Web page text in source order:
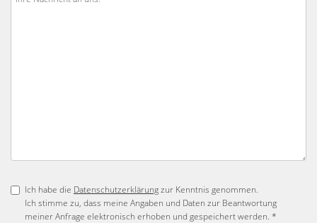
Ich habe die Datenschutzerklärungzur Kenntnis genommen.
Ich stimme zu, dass meine Angaben und Daten zur Beantwortung
meiner Anfrage elektronisch erhoben und gespeichert werden. *